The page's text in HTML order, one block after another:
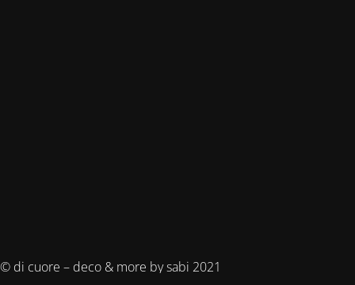
© di cuore – deco & more by sabi 2021